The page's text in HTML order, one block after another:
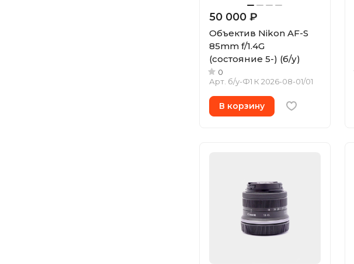
50 000 ₽
Объектив Nikon AF-S
85mm f/1.4G
(состояние 5-) (б/у)
0
Арт. б/у-Ф1 К 2026-08-01/01
В корзину